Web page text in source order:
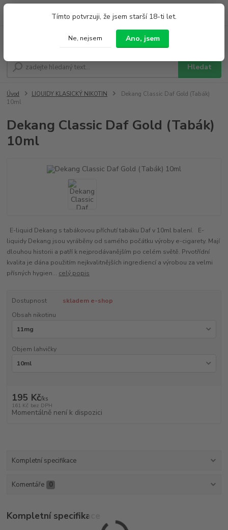
Tímto potvrzuji, že jsem starší 18-ti let.
Ne, nejsem Ano, jsem
Hledat
Po - Pá 9:00 - 19:00 So 9:00 - 14:00
Úvod LIQUIDY KLASICKÝ NIKOTIN
Dekang Classic Daf Gold (Tabák)
10ml
Dekang Classic Daf Gold (Tabák)
10ml
E-liquid Dekang s tabákovou příchutí tabáku Daf v 10ml balení. E-
liquidy Dekang jsou vyráběny od samého počátku výroby e-cigarety. Mají
dlouhou historii a patří k nejprodávanějším po celém světě. Prvotřídní
kvalita je dána použitím nejkvalitnějších ingrediencí a výrobou za velmi
přísných hygien... celý popis
Dostupnost
skladem e-shop
Obsah nikotinu
Objem lahvičky
195 Kč/ks
161 Kč bez DPH
Momentálně není k dispozici
Kompletní specifikace
Komentáře 0
Kompletní specifikace